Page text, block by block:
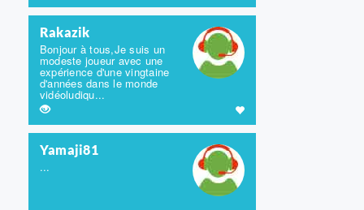
Rakazik
Bonjour à tous,Je suis un
modeste joueur avec une
expérience d'une vingtaine
d'années dans le monde
vidéoludiqu...
Yamaji81
...